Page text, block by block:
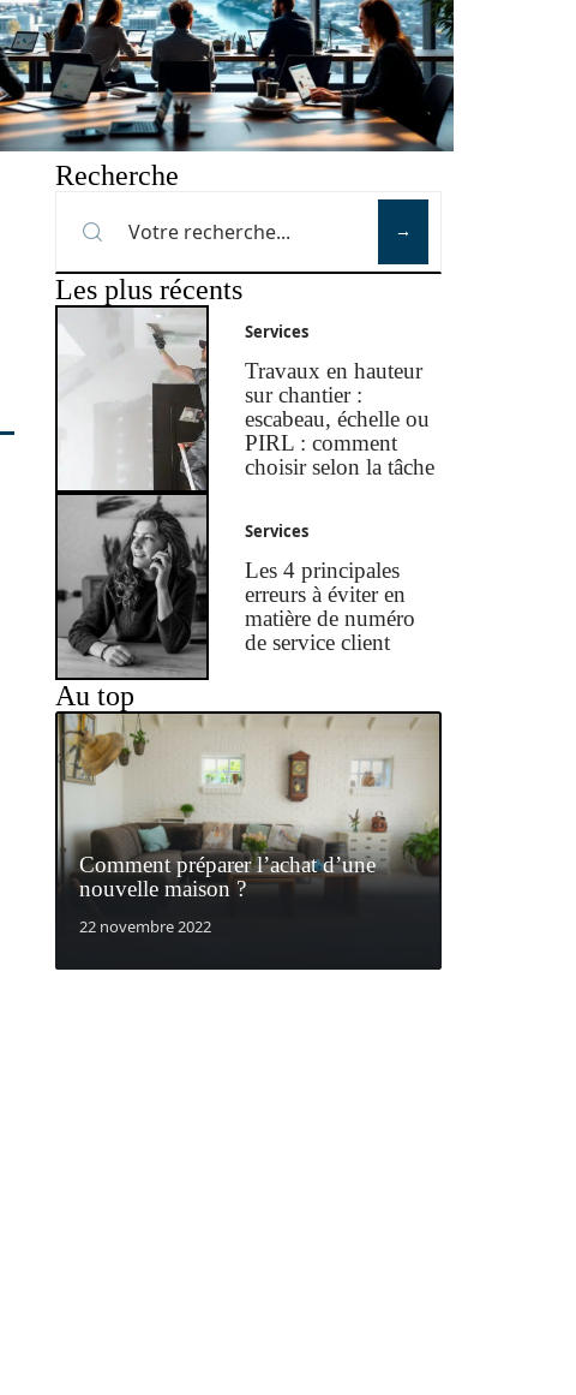
Recherche
Les plus récents
Services
Travaux en hauteur
sur chantier :
escabeau, échelle ou
PIRL : comment
choisir selon la tâche
Services
Les 4 principales
erreurs à éviter en
matière de numéro
de service client
Au top
Comment préparer l’achat d’une
nouvelle maison ?
22 novembre 2022